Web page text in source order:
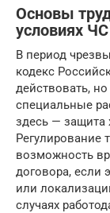
Основы
условиях ЧС
В период
кодекс
действовать,
специальные
здесь — защита
Регулирование
возможность
договора, если
или
случаях